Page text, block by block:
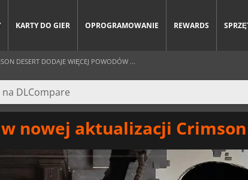
KARTY DO GIER OPROGRAMOWANIE REWARDS
DESERT DODAJE WIĘCEJ POWODÓW ...
nowej aktualizacji